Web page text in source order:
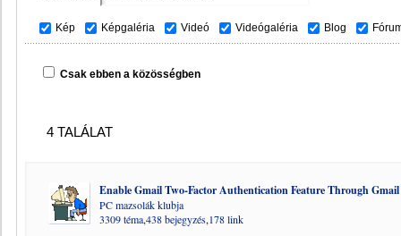
Kép Képgaléria Videó Videógaléria Blog
Csak ebben a közösségben
4 TALÁLAT
Enable Gmail Two-Factor Authentication Feature Through
PC mazsolák klubja
3309 téma,438 bejegyzés,178 link